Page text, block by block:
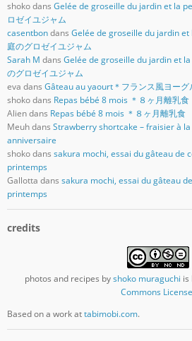
shokodans Gelée de groseille du jardin et la
ロゼイユジャム
casentbondans Gelée de groseille du jardin et
庭のグロゼイユジャム
Sarah M dans Gelée de groseille du jardin et
のグロゼイユジャム
eva dans Gâteau au yaourt＊フランス風ヨーグ
shokodans Repas bébé 8 mois ＊８ヶ月離乳食
Aliendans Repas bébé 8 mois ＊８ヶ月離乳食
Meuhdans Strawberry shortcake – fraisier à
anniversaire
shokodans sakura mochi, essai du gâteau de
printemps
Gallotta dans sakura mochi, essai du gâteau
printemps
credits
photos and recipes byshoko muraguchi is
Commons License
Based on a work attabimobi.com.